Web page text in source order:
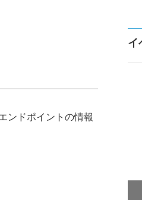
ンドポイントの情報
イ